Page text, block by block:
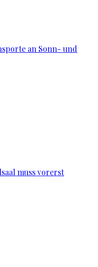
an Sonn- und
muss vorerst